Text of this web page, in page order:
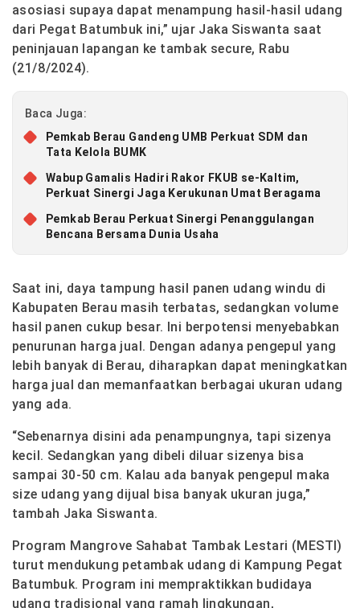
asosiasi supaya dapat menampung hasil-hasil udang
dari Pegat Batumbuk ini,” ujar Jaka Siswanta saat
peninjauan lapangan ke tambak secure, Rabu
(21/8/2024).
Baca Juga:
Pemkab Berau Gandeng UMB Perkuat SDM dan
Tata Kelola BUMK
Wabup Gamalis Hadiri Rakor FKUB se-Kaltim,
Perkuat Sinergi Jaga Kerukunan Umat Beragama
Pemkab Berau Perkuat Sinergi Penanggulangan
Bencana Bersama Dunia Usaha
Saat ini, daya tampung hasil panen udang windu di
Kabupaten Berau masih terbatas, sedangkan volume
hasil panen cukup besar. Ini berpotensi menyebabkan
penurunan harga jual. Dengan adanya pengepul yang
lebih banyak di Berau, diharapkan dapat meningkatkan
harga jual dan memanfaatkan berbagai ukuran udang
yang ada.
“Sebenarnya disini ada penampungnya, tapi sizenya
kecil. Sedangkan yang dibeli diluar sizenya bisa
sampai 30-50 cm. Kalau ada banyak pengepul maka
size udang yang dijual bisa banyak ukuran juga,”
tambah Jaka Siswanta.
Program Mangrove Sahabat Tambak Lestari (MESTI)
turut mendukung petambak udang di Kampung Pegat
Batumbuk. Program ini mempraktikkan budidaya
udang tradisional yang ramah lingkungan,